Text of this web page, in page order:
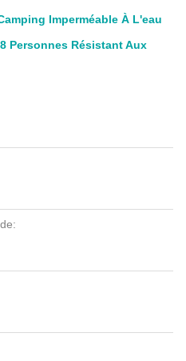
Imperméable À L'eau
Personnes Résistant Aux